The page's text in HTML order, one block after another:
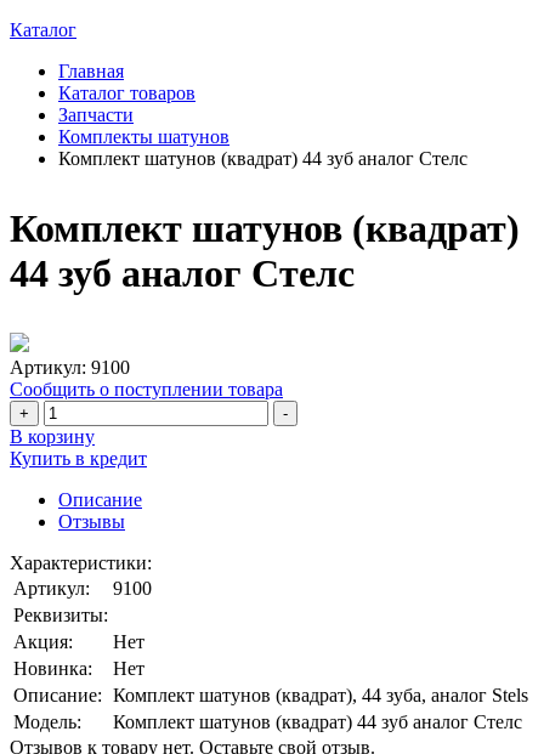
Каталог
Главная
Каталог товаров
Запчасти
Комплекты шатунов
Комплект шатунов (квадрат) 44 зуб аналог Стелс
Комплект шатунов (квадрат)
44 зуб аналог Стелс
Артикул: 9100
Сообщить о поступлении товара
+ -
В корзину
Купить в кредит
Описание
Отзывы
Характеристики:
Артикул:
9100
Реквизиты:
Акция:
Нет
Новинка:
Нет
Описание: Комплект шатунов (квадрат), 44 зуба, аналог Stels
Модель:
Комплект шатунов (квадрат) 44 зуб аналог Стелс
Отзывов к товару нет. Оставьте свой отзыв.